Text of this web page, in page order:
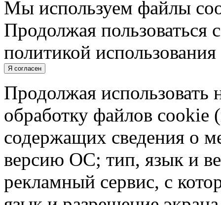
Мы используем файлы
Продолжая пользоваться
политикой
Я согласен
Продолжая использовать
обработку файлов cookie
содержащих сведения о
версию ОС; тип, язык и
рекламный сервис, с